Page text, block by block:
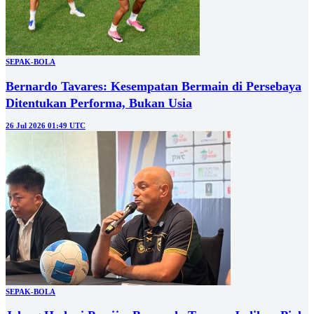
SEPAK-BOLA
Bernardo Tavares: Kesempatan Bermain di Persebaya
Ditentukan Performa, Bukan Usia
26 Jul 2026 01:49 UTC
SEPAK-BOLA